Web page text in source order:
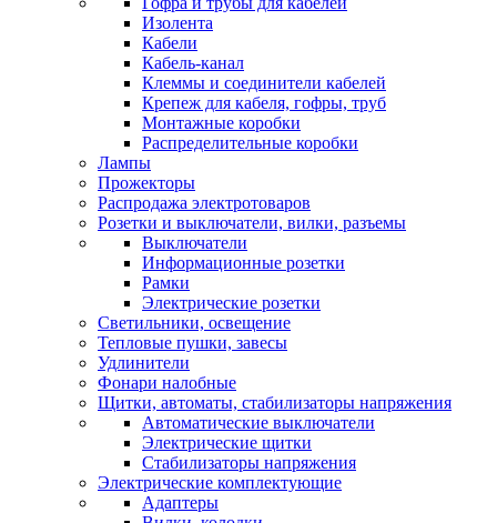
Изолента
Кабели
Кабель-канал
Клеммы и соединители кабелей
Крепеж для кабеля, гофры, труб
Монтажные коробки
Распределительные коробки
Лампы
Прожекторы
Распродажа электротоваров
Розетки и выключатели, вилки, разъемы
Выключатели
Информационные розетки
Рамки
Электрические розетки
Светильники, освещение
Тепловые пушки, завесы
Удлинители
Фонари налобные
Щитки, автоматы, стабилизаторы напряжения
Автоматические выключатели
Электрические щитки
Стабилизаторы напряжения
Электрические комплектующие
Адаптеры